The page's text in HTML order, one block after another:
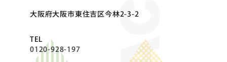
⼤阪府⼤阪市東住吉区今林2-3-2
TEL
0120-928-197